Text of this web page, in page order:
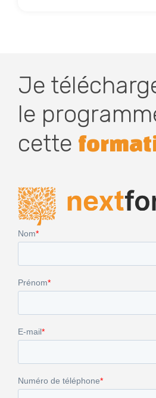
Je
le
cette